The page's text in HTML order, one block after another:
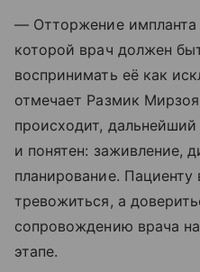
— Отторжение импланта
которой врач должен
воспринимать её как
отмечает Размик
происходит,
и понятен: заживление,
планирование.
тревожиться, а
сопровождению врача
этапе.